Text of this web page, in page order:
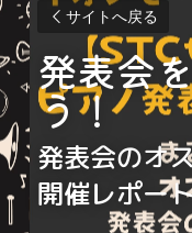
サイトへ戻る
発表会
う！
発表会のオ
開催レポー